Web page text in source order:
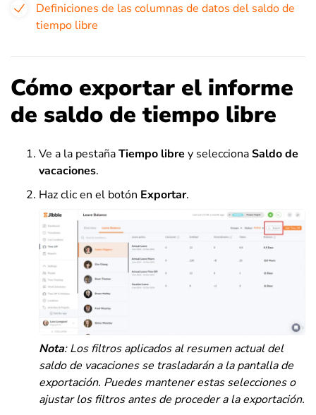
Definiciones de las columnas de datos del saldo de
tiempo libre
Cómo exportar el informe
de saldo de tiempo libre
Ve a la pestañaTiempo libre y seleccionaSaldo de
vacaciones.
Haz clic en el botón Exportar.
Nota: Los filtros aplicados al resumen actual del
saldo de vacaciones se trasladarán a la pantalla de
exportación. Puedes mantener estas selecciones o
ajustar los filtros antes de proceder a la exportación.